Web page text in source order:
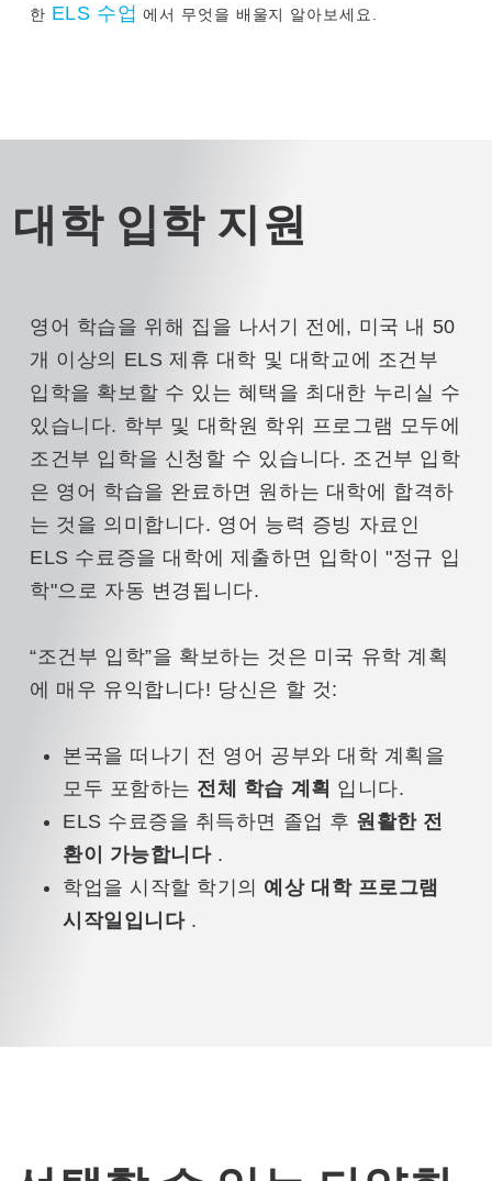
한 ELS 수업 에서 무엇을 배울지 알아보세요.
대학 입학 지원
영어 학습을 위해 집을 나서기 전에, 미국 내 50
개 이상의 ELS 제휴 대학 및 대학교에 조건부
입학을 확보할 수 있는 혜택을 최대한 누리실 수
있습니다. 학부 및 대학원 학위 프로그램 모두에
조건부 입학을 신청할 수 있습니다. 조건부 입학
은 영어 학습을 완료하면 원하는 대학에 합격하
는 것을 의미합니다. 영어 능력 증빙 자료인
ELS 수료증을 대학에 제출하면 입학이 "정규 입
학"으로 자동 변경됩니다.
“조건부 입학”을 확보하는 것은 미국 유학 계획
에 매우 유익합니다! 당신은 할 것:
본국을 떠나기 전 영어 공부와 대학 계획을
모두 포함하는 전체 학습 계획 입니다.
ELS 수료증을 취득하면 졸업 후 원활한 전
환이 가능합니다.
학업을 시작할 학기의 예상 대학 프로그램
시작일입니다.